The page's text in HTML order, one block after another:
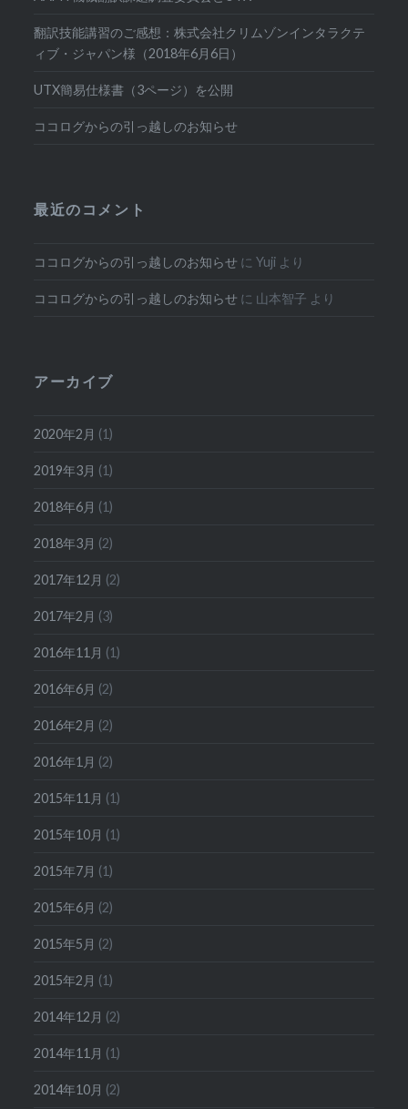
翻訳技能講習のご感想：株式会社クリムゾンインタラクテ
ィブ・ジャパン様（2018年6月6日）
UTX簡易仕様書（3ページ）を公開
ココログからの引っ越しのお知らせ
最近のコメント
ココログからの引っ越しのお知らせ にYuji より
ココログからの引っ越しのお知らせ に 山本智子 より
アーカイブ
2020年2月 (1)
2019年3月 (1)
2018年6月 (1)
2018年3月 (2)
2017年12月 (2)
2017年2月 (3)
2016年11月 (1)
2016年6月 (2)
2016年2月 (2)
2016年1月 (2)
2015年11月 (1)
2015年10月 (1)
2015年7月 (1)
2015年6月 (2)
2015年5月 (2)
2015年2月 (1)
2014年12月 (2)
2014年11月 (1)
2014年10月 (2)